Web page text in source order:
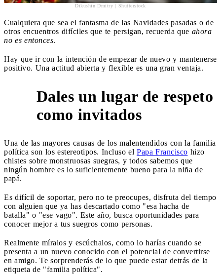
Dikushin Dmitry | Shutterstock
Cualquiera que sea el fantasma de las Navidades pasadas o de
otros encuentros difíciles que te persigan, recuerda que ahora
no es entonces.
Hay que ir con la intención de empezar de nuevo y mantenerse
positivo. Una actitud abierta y flexible es una gran ventaja.
Dales un lugar de respeto
como invitados
Una de las mayores causas de los malentendidos con la familia
política son los estereotipos. Incluso el Papa Francisco hizo
chistes sobre monstruosas suegras, y todos sabemos que
ningún hombre es lo suficientemente bueno para la niña de
papá.
Es difícil de soportar, pero no te preocupes, disfruta del tiempo
con alguien que ya has descartado como "esa hacha de
batalla" o "ese vago". Este año, busca oportunidades para
conocer mejor a tus suegros como personas.
Realmente míralos y escúchalos, como lo harías cuando se
presenta a un nuevo conocido con el potencial de convertirse
en amigo. Te sorprenderás de lo que puede estar detrás de la
etiqueta de "familia política".